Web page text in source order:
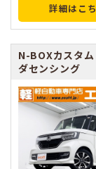
詳細はこ
N-BOXカスタム
ダセンシング